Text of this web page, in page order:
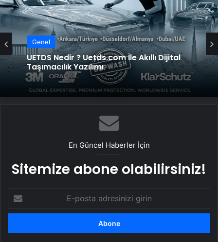
Genel
UETDS Nedir ? Uetds.com İle Akıllı Dijital
Taşımacılık Yazılımı
Genel
Lastiksanayi.com: 2026 Mobil Kompresör
Seçim Rehberi ve Verimlilik Analizi
En Güncel Haberler İçin
Sitemize abone olabilirsiniz!
posta
adresinizi